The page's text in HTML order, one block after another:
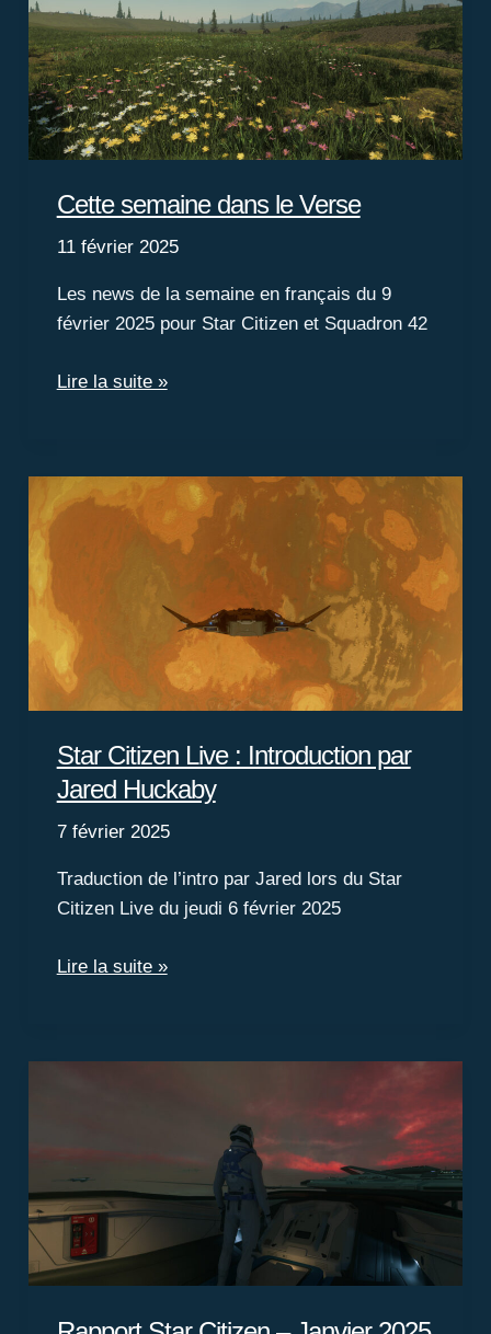
Cette semaine dans le Verse
11 février 2025
Les news de la semaine en français du 9
février 2025 pour Star Citizen et Squadron 42
Cette
Verse
Lire la suite »
Star Citizen Live : Introduction par
Jared Huckaby
7 février 2025
Traduction de l’intro par Jared lors du Star
Citizen Live du jeudi 6 février 2025
Star
Lire la suite »